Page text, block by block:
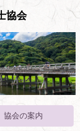
協会
協会の案内